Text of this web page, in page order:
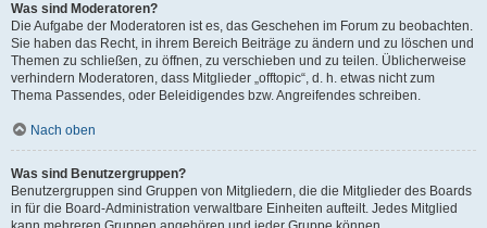
Was sind Moderatoren?
Die Aufgabe der Moderatoren ist es, das Geschehen im Forum zu beobachten.
Sie haben das Recht, in ihrem Bereich Beiträge zu ändern und zu löschen und
Themen zu schließen, zu öffnen, zu verschieben und zu teilen. Üblicherweise
verhindern Moderatoren, dass Mitglieder „offtopic“, d. h. etwas nicht zum
Thema Passendes, oder Beleidigendes bzw. Angreifendes schreiben.
Nach oben
Was sind Benutzergruppen?
Benutzergruppen sind Gruppen von Mitgliedern, die die Mitglieder des Boards
in für die Board-Administration verwaltbare Einheiten aufteilt. Jedes Mitglied